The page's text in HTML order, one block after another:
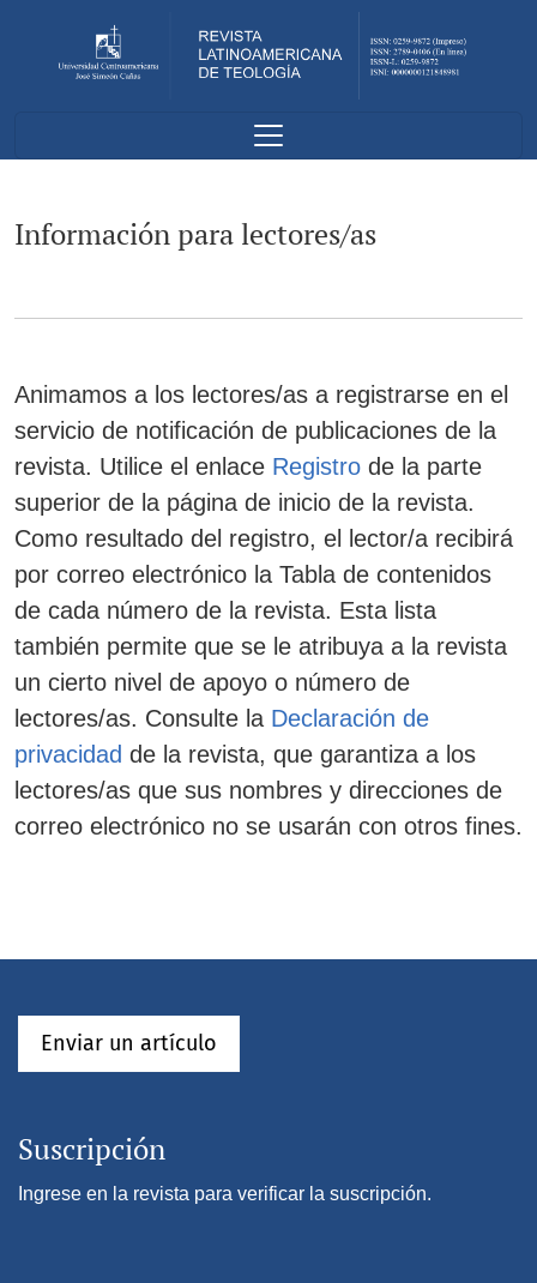
Información para lectores/as
Animamos a los lectores/as a registrarse en el
servicio de notificación de publicaciones de la
revista. Utilice el enlace Registro de la parte
superior de la página de inicio de la revista.
Como resultado del registro, el lector/a recibirá
por correo electrónico la Tabla de contenidos
de cada número de la revista. Esta lista
también permite que se le atribuya a la revista
un cierto nivel de apoyo o número de
lectores/as. Consulte la Declaración de
privacidad de la revista, que garantiza a los
lectores/as que sus nombres y direcciones de
correo electrónico no se usarán con otros fines.
Enviar un artículo
Suscripción
Ingrese en la revista para verificar la suscripción.